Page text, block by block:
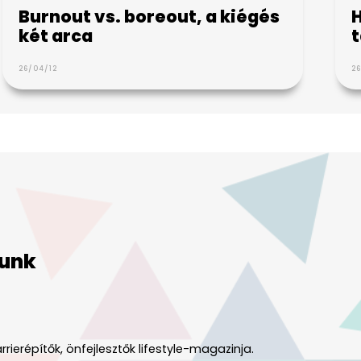
Burnout vs. boreout, a kiégés
két arca
26/04/12
önfejlesztők lifestyle-magazinja.